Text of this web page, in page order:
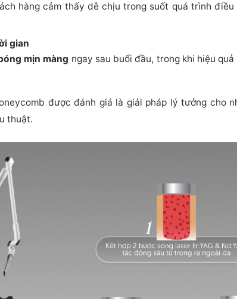
hàng cảm thấy dễ chịu trong suốt quá trình
gian
mịn màng ngay sau buổi đầu, trong khi hiệu
được đánh giá là giải pháp lý tưởng cho
thuật.